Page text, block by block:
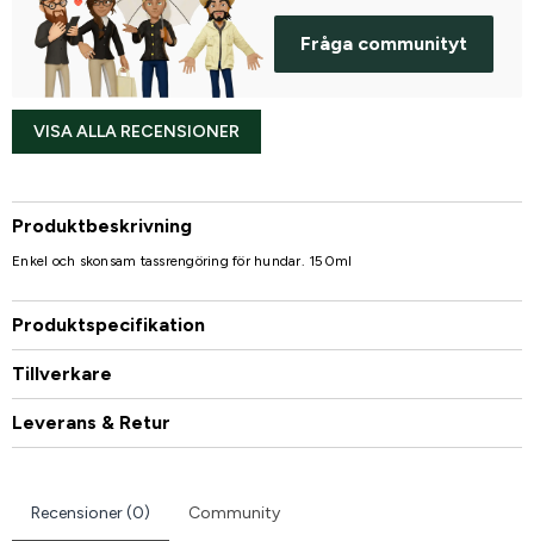
Fråga communityt
VISA ALLA RECENSIONER
Produktbeskrivning
Enkel och skonsam tassrengöring för hundar. 150ml
Produktspecifikation
Tillverkare
Leverans & Retur
Recensioner (0) Community